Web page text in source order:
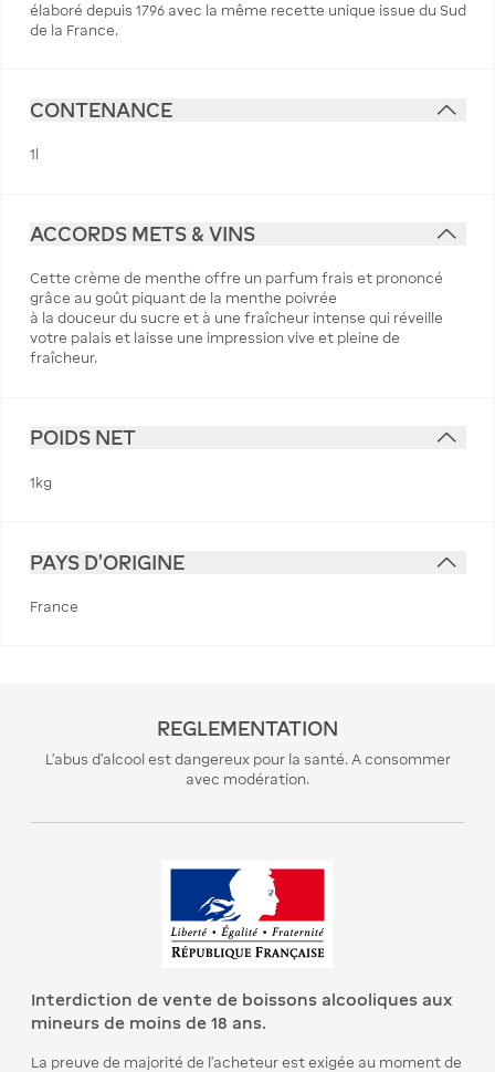
élaboré depuis 1796 avec la même recette unique issue du Sud
de la France.
CONTENANCE
1l
ACCORDS METS & VINS
Cette crème de menthe offre un parfum frais et prononcé
grâce au goût piquant de la menthe poivrée
à la douceur du sucre et à une fraîcheur intense qui réveille
votre palais et laisse une impression vive et pleine de
fraîcheur.
POIDS NET
1kg
PAYS D'ORIGINE
France
REGLEMENTATION
L’abus d’alcool est dangereux pour la santé. A consommer
avec modération.
Interdiction de vente de boissons alcooliques aux
mineurs de moins de 18 ans.
La preuve de majorité de l’acheteur est exigée au moment de